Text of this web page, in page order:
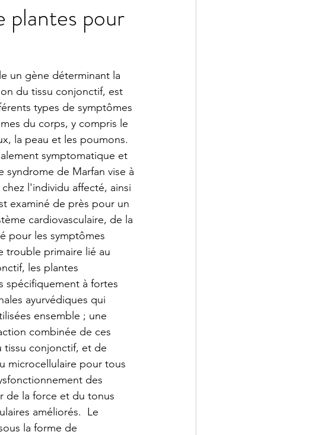
plantes pour
un gène déterminant la
du tissu conjonctif, est
types de symptômes
du corps, y compris le
la peau et les poumons.
symptomatique et
de Marfan vise à
l'individu affecté, ainsi
examiné de près pour un
cardiovasculaire, de la
pour les symptômes
trouble primaire lié au
les plantes
spécifiquement à fortes
ayurvédiques qui
ensemble ; une
combinée de ces
tissu conjonctif, et de
microcellulaire pour tous
des
de la force et du tonus
améliorés.  Le
la forme de